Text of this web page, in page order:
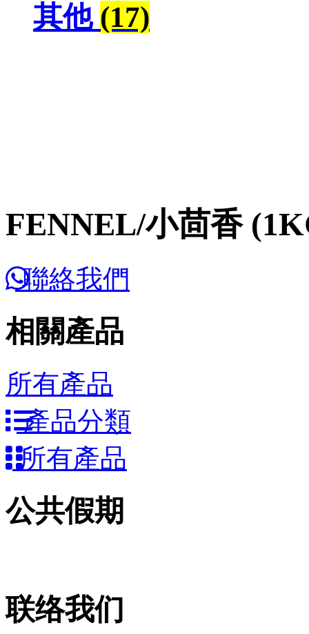
其他 (17)
FENNEL/小茴香
聯絡我們
相關產品
所有產品
產品分類
所有產品
公共假期
联络我们